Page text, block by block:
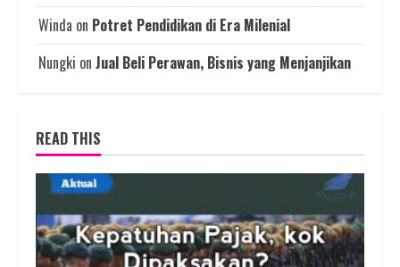
Winda on Potret Pendidikan di Era Milenial
Nungki on Jual Beli Perawan, Bisnis yang Menjanjikan
READ THIS